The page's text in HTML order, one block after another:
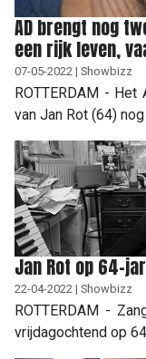
AD brengt nog
een rijk leven,
07-05-2022 | Showbizz
ROTTERDAM -
van Jan Rot (64)
Jan Rot op 64-
22-04-2022 | Showbizz
ROTTERDAM -
vrijdagochtend op